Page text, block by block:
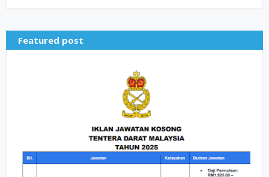
Featured post